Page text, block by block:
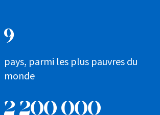
9
pays, parmi les plus pauvres du
monde
2 200 000